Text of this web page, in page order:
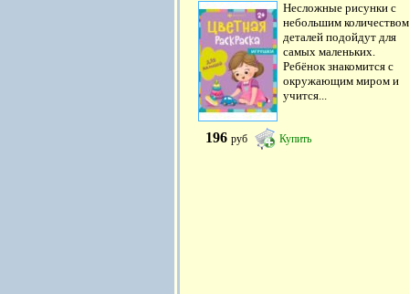
Несложные рисунки с
небольшим количеством
деталей подойдут для
самых маленьких.
Ребёнок знакомится с
окружающим миром и
учится...
196 руб Купить